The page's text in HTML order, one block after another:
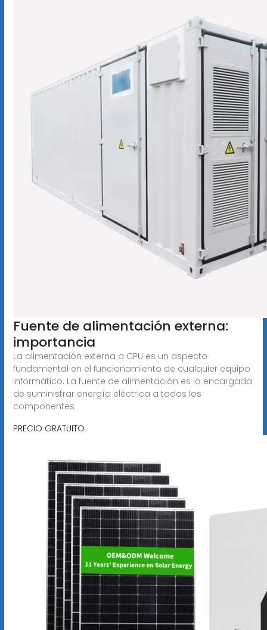
Fuente de alimentación externa:
importancia
La alimentación externa a CPU es un aspecto
fundamental en el funcionamiento de cualquier equipo
informático. La fuente de alimentación es la encargada
de suministrar energía eléctrica a todos los
componentes
PRECIO GRATUITO